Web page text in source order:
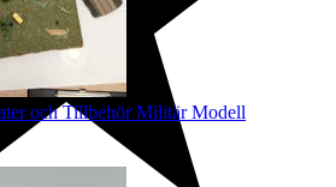
och Tillbehör Militär Modell